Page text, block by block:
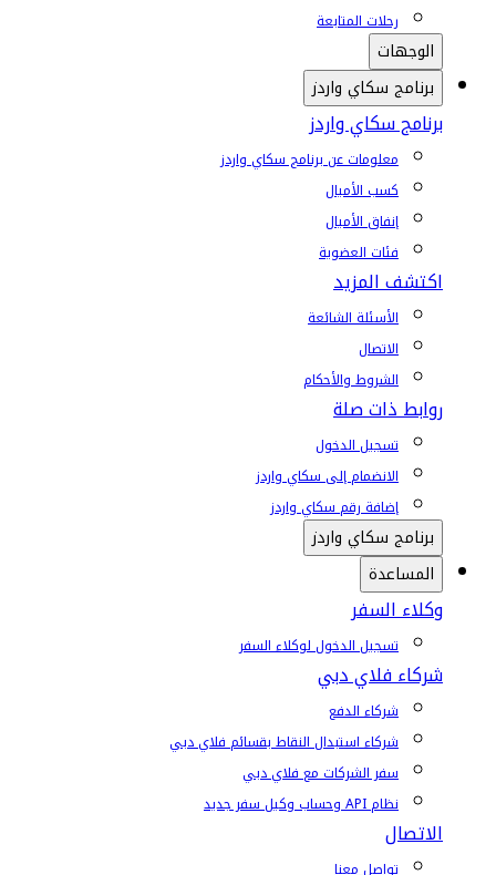
رحلات المتابعة
الوجهات
برنامج سكاي واردز
برنامج سكاي واردز
معلومات عن برنامج سكاي واردز
كسب الأميال
إنفاق الأميال
فئات العضوية
اكتشف المزيد
الأسئلة الشائعة
الاتصال
الشروط والأحكام
روابط ذات صلة
تسجيل الدخول
الانضمام إلى سكاي واردز
إضافة رقم سكاي واردز
برنامج سكاي واردز
المساعدة
وكلاء السفر
تسجيل الدخول لوكلاء السفر
شركاء فلاي دبي
شركاء الدفع
شركاء استبدال النقاط بقسائم فلاي دبي
سفر الشركات مع فلاي دبي
نظام API وحساب وكيل سفر جديد
الاتصال
تواصل معنا